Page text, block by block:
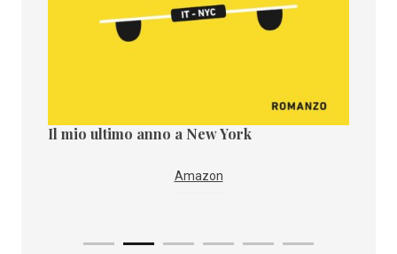
Il mio ultimo anno a New York
Amazon